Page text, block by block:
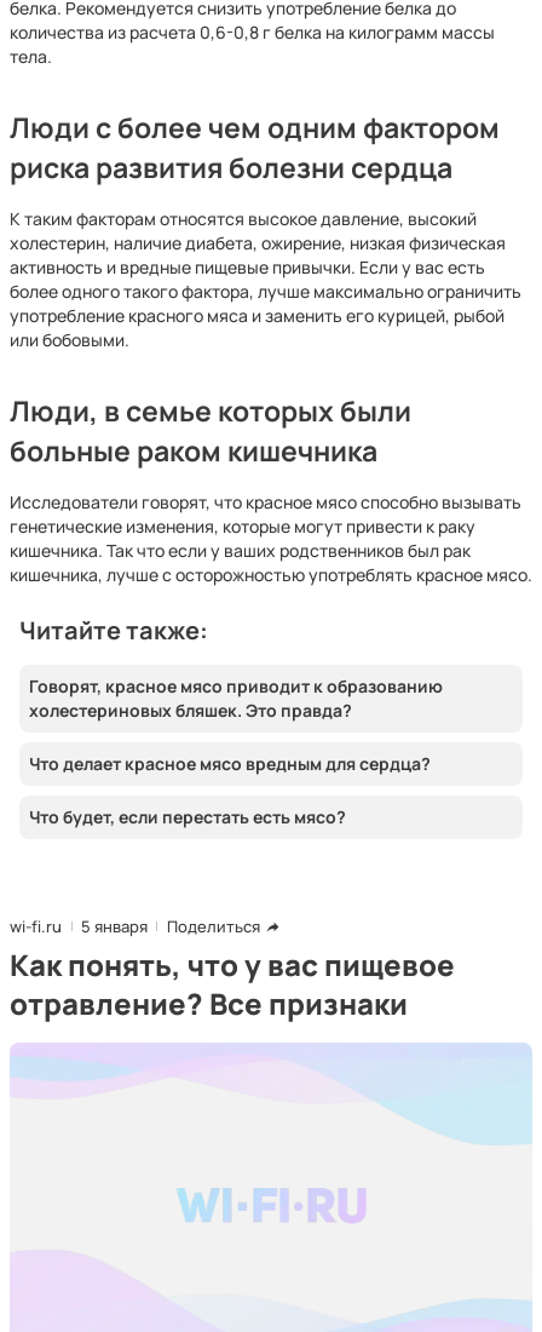
белка. Рекомендуется снизить употребление белка до
количества из расчета 0,6-0,8 г белка на килограмм массы
тела.
Люди с более чем одним фактором
риска развития болезни сердца
К таким факторам относятся высокое давление, высокий
холестерин, наличие диабета, ожирение, низкая физическая
активность и вредные пищевые привычки. Если у вас есть
более одного такого фактора, лучше максимально ограничить
употребление красного мяса и заменить его курицей, рыбой
или бобовыми.
Люди, в семье которых были
больные раком кишечника
Исследователи говорят, что красное мясо способно вызывать
генетические изменения, которые могут привести к раку
кишечника. Так что если у ваших родственников был рак
кишечника, лучше с осторожностью употреблять красное мясо.
Читайте также:
Говорят, красное мясо приводит к образованию
холестериновых бляшек. Это правда?
Что делает красное мясо вредным для сердца?
Что будет, если перестать есть мясо?
wi-fi.ru 5 января Поделиться
Как понять, что у вас пищевое
отравление? Все признаки